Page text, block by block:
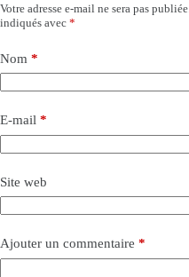
Votre adresse e-mail ne sera pas publiée.
indiqués avec *
Nom *
E-mail *
Site web
Ajouter un commentaire *